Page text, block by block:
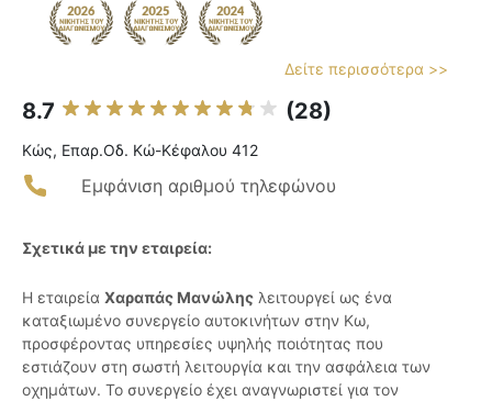
Δείτε περισσότερα >>
8.7 (28)
Κώς, Επαρ.Οδ. Κώ-Κέφαλου 412
Εμφάνιση αριθμού τηλεφώνου
Σχετικά με την εταιρεία:
Η εταιρεία Χαραπάς Μανώλης λειτουργεί ως ένα
καταξιωμένο συνεργείο αυτοκινήτων στην Κω,
προσφέροντας υπηρεσίες υψηλής ποιότητας που
εστιάζουν στη σωστή λειτουργία και την ασφάλεια των
οχημάτων. Το συνεργείο έχει αναγνωριστεί για τον